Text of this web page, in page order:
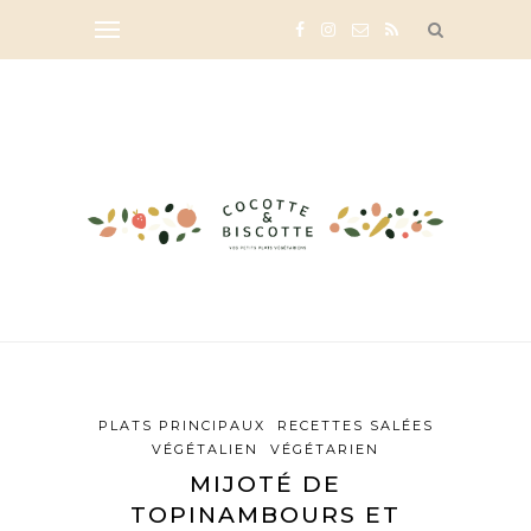
PLATS PRINCIPAUX
RECETTES SALÉES
VÉGÉTALIEN
VÉGÉTARIEN
MIJOTÉ DE
TOPINAMBOURS ET